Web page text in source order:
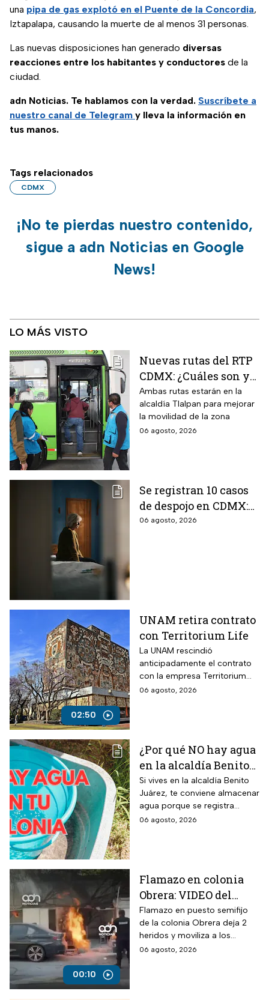
una pipa de gas explotó en el Puente de la Concordia,
Iztapalapa, causando la muerte de al menos 31 personas.
Las nuevas disposiciones han generado diversas
reacciones entre los habitantes y conductores de la
ciudad.
adn Noticias. Te hablamos con la verdad. Suscríbete a
nuestro canal de Telegram y lleva la información en
tus manos.
Tags relacionados
CDMX
¡No te pierdas nuestro contenido,
sigue a adn Noticias en Google
News!
LO MÁS VISTO
Nuevas rutas del RTP
CDMX: ¿Cuáles son y
con qué estaciones
del Metrobús
conectan?
Ambas rutas estarán en la
alcaldía Tlalpan para mejorar
la movilidad de la zona
06 agosto, 2026
Se registran 10 casos
de despojo en CDMX:
adultos mayores son
06 agosto, 2026
02:50
UNAM retira contrato
con Territorium Life
La UNAM rescindió
anticipadamente el contrato
con la empresa Territorium
Life, encargada del examen
06 agosto, 2026
¿Por qué NO hay agua
en la alcaldía Benito
Juárez? Lista de
colonias afectadas
hasta el viernes
Si vives en la alcaldía Benito
Juárez, te conviene almacenar
agua porque se registra
suspensión del suministro por
06 agosto, 2026
00:10
Flamazo en colonia
Obrera: VIDEO del
siniestro en puesto
semifijo que dejó
heridos
Flamazo en puesto semifijo
de la colonia Obrera deja 2
heridos y moviliza a los
servicios de emergencia en
06 agosto, 2026